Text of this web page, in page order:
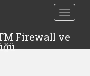
Firewall ve